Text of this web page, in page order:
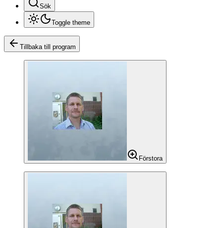
Sök
Toggle theme
Tillbaka till program
Förstora